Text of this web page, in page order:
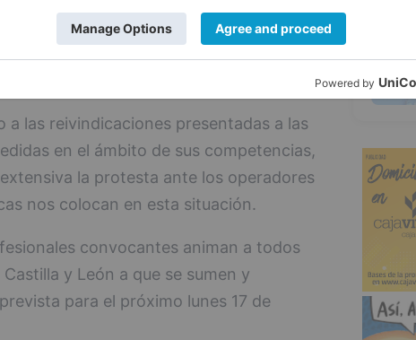
de Rusia y Bielorrusia y las posibles
las reivindicaciones presentadas a las
en el ámbito de sus competencias,
la protesta ante los operadores
nos colocan en esta situación.
convocantes animan a todos
y León a que se sumen y
para el próximo lunes 17 de